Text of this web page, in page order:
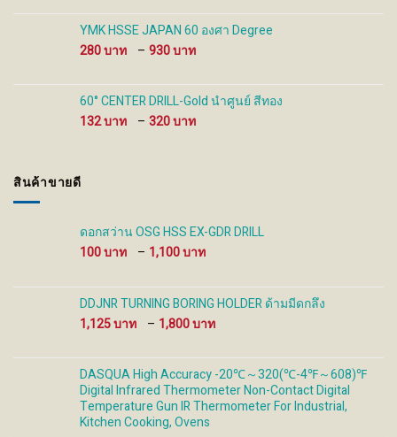
100 ฿
through
YMK HSSE JAPAN 60 องศา Degree
280
– 930
280 ฿
through
930 ฿
60° CENTER DRILL-Gold นำศูนย์ สีทอง
132
– 320
สินค้าขายดี
ดอกสว่าน OSG HSS EX-GDR DRILL
100
– 1,100
100 ฿
through
DDJNR TURNING BORING HOLDER ด้ามมีดกลึง
1,125
– 1,800
1,125 ฿
through
1,800 ฿
DASQUA High Accuracy -20℃～320(℃-4℉～608)℉
Digital Infrared Thermometer Non-Contact Digital
Temperature Gun IR Thermometer For Industrial,
Kitchen Cooking, Ovens